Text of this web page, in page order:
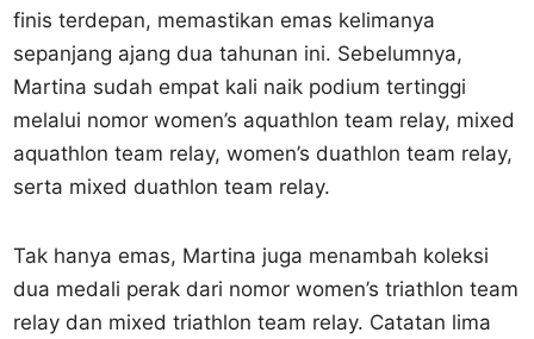
finis terdepan, memastikan emas kelimanya
sepanjang ajang dua tahunan ini. Sebelumnya,
Martina sudah empat kali naik podium tertinggi
melalui nomor women’s aquathlon team relay, mixed
aquathlon team relay, women’s duathlon team relay,
serta mixed duathlon team relay.
Tak hanya emas, Martina juga menambah koleksi
dua medali perak dari nomor women’s triathlon team
relay dan mixed triathlon team relay. Catatan lima